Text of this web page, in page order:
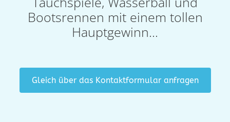
Bootsrennen mit einem tollen
Hauptgewinn…
Gleich über das Kontaktformular anfragen